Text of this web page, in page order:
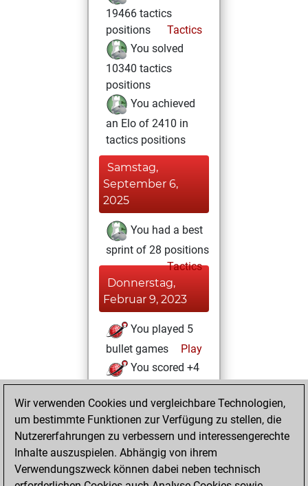
19466 tactics
positions
Tactics
You solved
10340 tactics
positions
You achieved
an Elo of 2410 in
tactics positions
Samstag,
September 6,
2025
You had a best
sprint of 28 positions
Tactics
Donnerstag,
Februar 9, 2023
You played 5
bullet games
Play
You scored +4
=0 -1 in bullet
Freitag, Juli 15,
2022
You created
your Studies account
Wir verwenden Cookies und vergleichbare Technologien,
um bestimmte Funktionen zur Verfügung zu stellen, die
Nutzererfahrungen zu verbessern und interessengerechte
Inhalte auszuspielen. Abhängig von ihrem
Verwendungszweck können dabei neben technisch